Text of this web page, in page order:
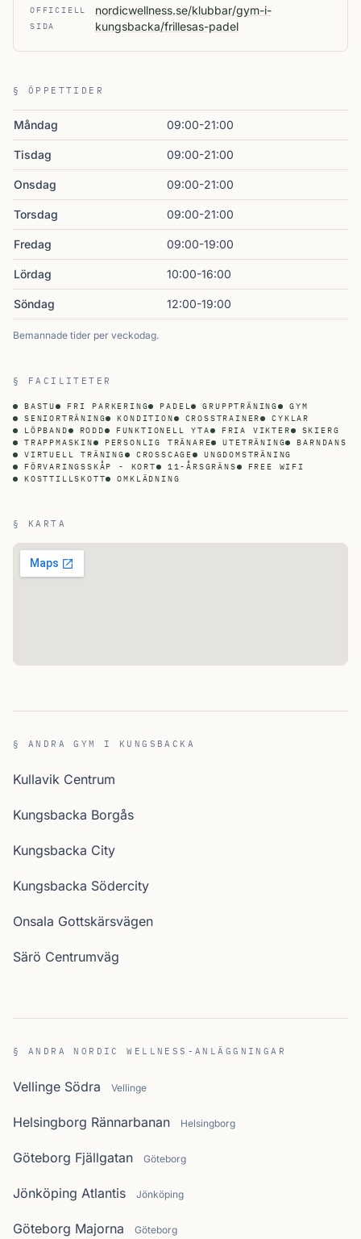
OFFICIELL
SIDA
nordicwellness.se/klubbar/gym-i-
kungsbacka/frillesas-padel
§ ÖPPETTIDER
Måndag 09:00-21:00
Tisdag 09:00-21:00
Onsdag 09:00-21:00
Torsdag 09:00-21:00
Fredag 09:00-19:00
Lördag 10:00-16:00
Söndag 12:00-19:00
Bemannade tider per veckodag.
§ FACILITETER
BASTU FRI PARKERING PADEL GRUPPTRÄNING
GYM
SENIORTRÄNING
KONDITION CROSSTRAINER
CYKLAR
LÖPBAND
RODD FUNKTIONELL YTA FRIA VIKTER
SKIERG
TRAPPMASKIN
PERSONLIG TRÄNARE UTETRÄNING
BARNDANS
VIRTUELL TRÄNING
CROSSCAGE
UNGDOMSTRÄNING
FÖRVARINGSSKÅP - KORT
11-ÅRSGRÄNS
FREE WIFI
KOSTTILLSKOTT
OMKLÄDNING
§ KARTA
§ ANDRA GYM I KUNGSBACKA
Kullavik Centrum
Kungsbacka Borgås
Kungsbacka City
Kungsbacka Södercity
Onsala Gottskärsvägen
Särö Centrumväg
§ ANDRA NORDIC WELLNESS-ANLÄGGNINGAR
Vellinge Södra Vellinge
Helsingborg Rännarbanan Helsingborg
Göteborg Fjällgatan Göteborg
Jönköping Atlantis Jönköping
Göteborg Majorna Göteborg